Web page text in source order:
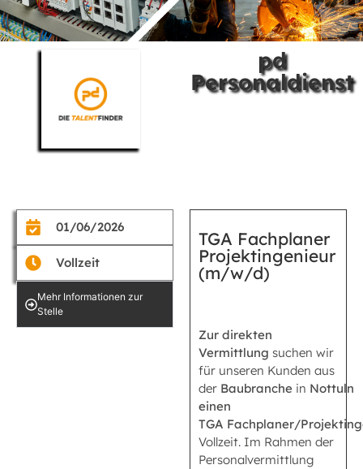
pd
Personaldienst
01/06/2026
Vollzeit
Mehr Informationen zur
Stelle
TGA Fachplaner
Projektingenieur
(m/w/d)
Zur direkten
Vermittlung suchen wir
für unseren Kunden aus
der Baubranche in Nottuln
einen
TGA Fachplaner/
Vollzeit. Im Rahmen der
Personalvermittlung